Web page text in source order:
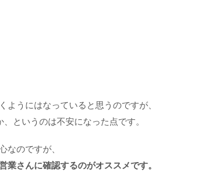
うにはなっていると思うのですが、
というのは不安になった点です。
のですが、
さんに確認するのがオススメです。